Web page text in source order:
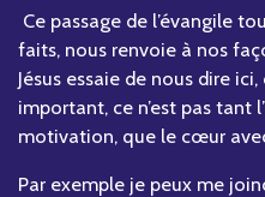
Ce passage de l’évangile
faits, nous renvoie à nos
Jésus essaie de nous dire
important, ce n’est pas tant
motivation, que le cœur
Par exemple je peux me